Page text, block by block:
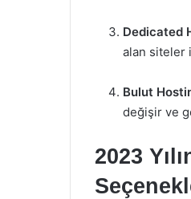
Dedicated
alan siteler
Bulut
değişir ve
2023